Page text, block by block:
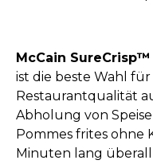
McCain SureCrisp™
ist die beste Wahl
Restaurantqualität
Abholung von
Pommes frites ohne
Minuten lang